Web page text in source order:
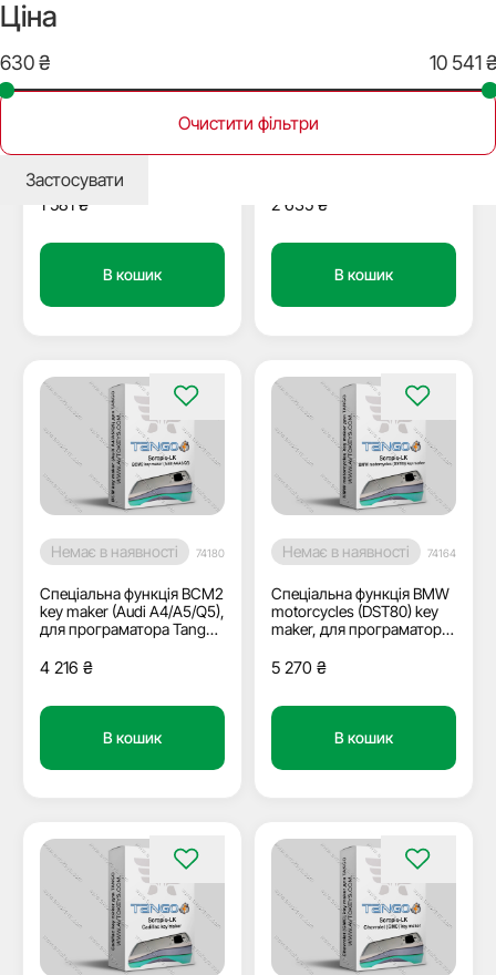
Ціна
Очистити фільтри
Застосувати
В наявності 27252
Емулятор SLK-04, для
1 581 ₴
В кошик
Немає в наявності 73941
Спеціальна функція Alfa
2 635 ₴
В кошик
Немає в наявності 74180
Спеціальна функція BCM2
key maker (Audi A4/A5/Q5),
для програматора Tango,
4 216 ₴
В кошик
Немає в наявності 74164
Спеціальна функція BMW
motorcycles (DST80) key
maker, для програматора
5 270 ₴
В кошик